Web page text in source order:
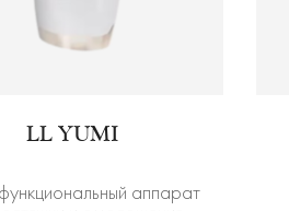
LL YUMI
аппарат